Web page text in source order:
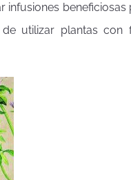
infusiones beneficiosas
utilizar plantas con